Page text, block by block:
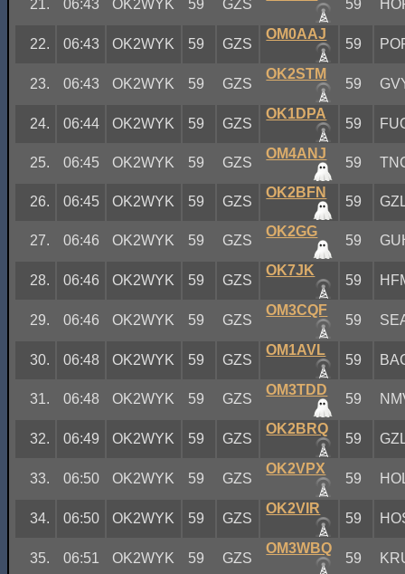
21. 06:43 OK2WYK 59 GZS 59
22. 06:43 OK2WYK 59 GZS
OM0AAJ
59
23. 06:43 OK2WYK 59 GZS
OK2STM
59
24. 06:44 OK2WYK 59 GZS
OK1DPA
59
25. 06:45 OK2WYK 59 GZS
OM4ANJ
59
26. 06:45 OK2WYK 59 GZS
OK2BFN
59
27. 06:46 OK2WYK 59 GZS
OK2GG
59
28. 06:46 OK2WYK 59 GZS
OK7JK
59
29. 06:46 OK2WYK 59 GZS
OM3CQF
59
30. 06:48 OK2WYK 59 GZS
OM1AVL
59
31. 06:48 OK2WYK 59 GZS
OM3TDD
59
32. 06:49 OK2WYK 59 GZS
OK2BRQ
59
33. 06:50 OK2WYK 59 GZS
OK2VPX
59
34. 06:50 OK2WYK 59 GZS
OK2VIR
59
35. 06:51 OK2WYK 59 GZS
OM3WBQ
59